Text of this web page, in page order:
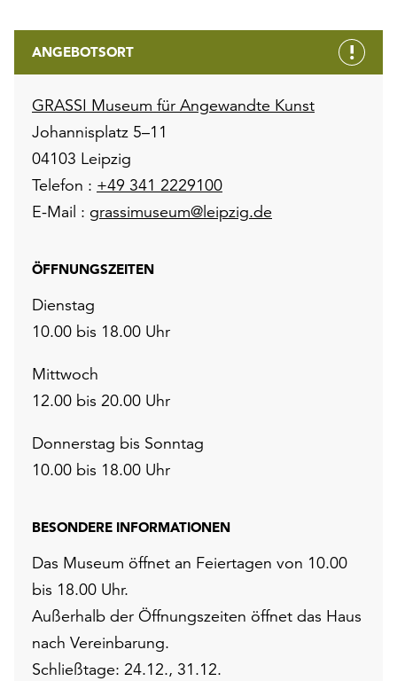
ANGEBOTSORT
GRASSI Museum für Angewandte Kunst
Johannisplatz 5–11
04103 Leipzig
Telefon : +49 341 2229100
E-Mail : grassimuseum@leipzig.de
ÖFFNUNGSZEITEN
Dienstag
10.00 bis 18.00 Uhr
Mittwoch
12.00 bis 20.00 Uhr
Donnerstag bis Sonntag
10.00 bis 18.00 Uhr
BESONDERE INFORMATIONEN
Das Museum öffnet an Feiertagen von 10.00
bis 18.00 Uhr.
Außerhalb der Öffnungszeiten öffnet das Haus
nach Vereinbarung.
Schließtage: 24.12., 31.12.